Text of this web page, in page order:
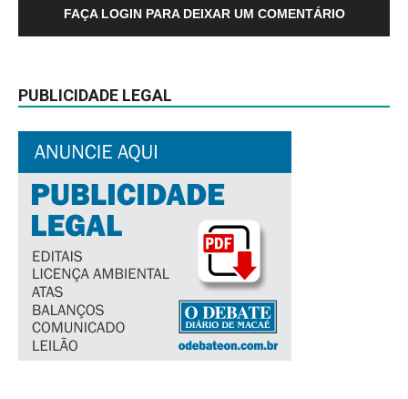
FAÇA LOGIN PARA DEIXAR UM COMENTÁRIO
PUBLICIDADE LEGAL